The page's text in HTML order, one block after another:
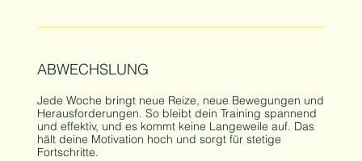
ABWECHSLUNG
Jede Woche bringt neue Reize, neue Bewegungen und
Herausforderungen. So bleibt dein Training spannend
und effektiv, und es kommt keine Langeweile auf. Das
hält deine Motivation hoch und sorgt für stetige
Fortschritte.